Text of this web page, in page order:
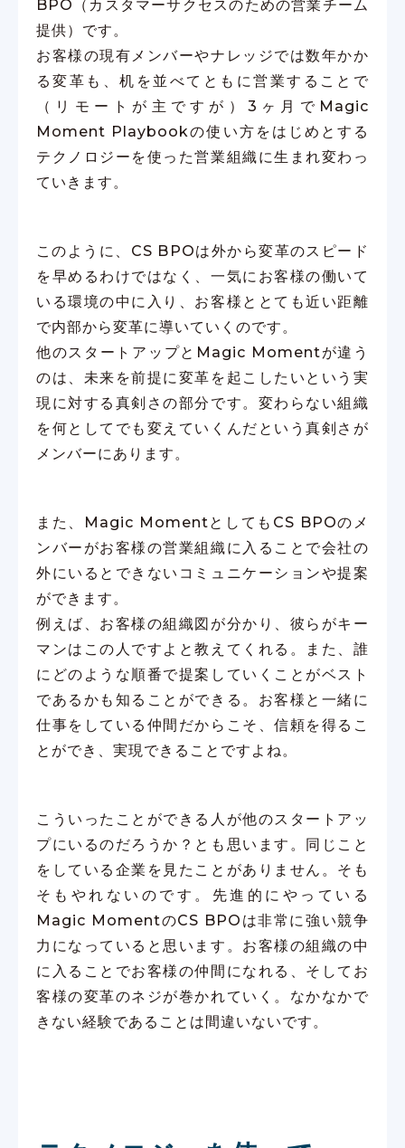
BPO（カスタマーサクセスのための営業チーム
提供）です。
お客様の現有メンバーやナレッジでは数年かか
る変革も、机を並べてともに営業することで
（リモートが主ですが）3ヶ月でMagic
Moment Playbookの使い方をはじめとする
テクノロジーを使った営業組織に生まれ変わっ
ていきます。
このように、CS BPOは外から変革のスピード
を早めるわけではなく、一気にお客様の働いて
いる環境の中に入り、お客様ととても近い距離
で内部から変革に導いていくのです。
他のスタートアップとMagic Momentが違う
のは、未来を前提に変革を起こしたいという実
現に対する真剣さの部分です。変わらない組織
を何としてでも変えていくんだという真剣さが
メンバーにあります。
また、Magic MomentとしてもCS BPOのメ
ンバーがお客様の営業組織に入ることで会社の
外にいるとできないコミュニケーションや提案
ができます。
例えば、お客様の組織図が分かり、彼らがキー
マンはこの人ですよと教えてくれる。また、誰
にどのような順番で提案していくことがベスト
であるかも知ることができる。お客様と一緒に
仕事をしている仲間だからこそ、信頼を得るこ
とができ、実現できることですよね。
こういったことができる人が他のスタートアッ
プにいるのだろうか？とも思います。同じこと
をしている企業を見たことがありません。そも
そもやれないのです。先進的にやっている
Magic MomentのCS BPOは非常に強い競争
力になっていると思います。お客様の組織の中
に入ることでお客様の仲間になれる、そしてお
客様の変革のネジが巻かれていく。なかなかで
きない経験であることは間違いないです。